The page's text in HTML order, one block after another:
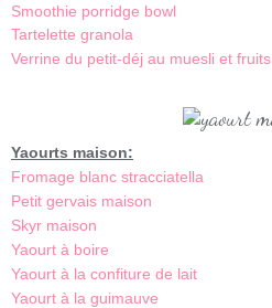
Smoothie porridge bowl
Tartelette granola
Verrine du petit-déj au muesli et fruits
Yaourts maison:
Fromage blanc stracciatella
Petit gervais maison
Skyr maison
Yaourt à boire
Yaourt à la confiture de lait
Yaourt à la guimauve